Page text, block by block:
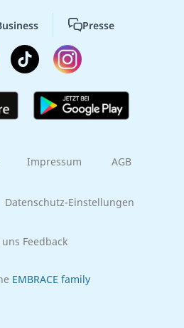
Presse
Impressum AGB
Datenschutz-Einstellungen
uns Feedback
EMBRACE family